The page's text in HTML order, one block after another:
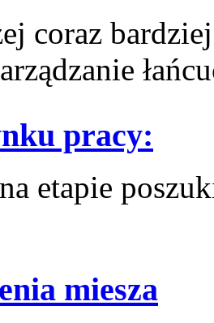
coraz
pracy:
etapie
miesza